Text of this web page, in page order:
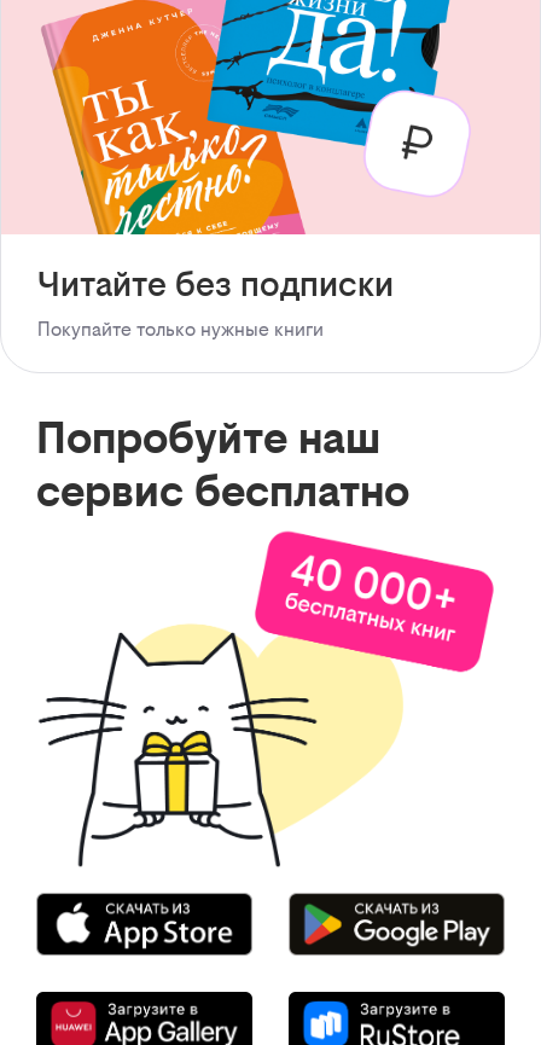
Читайте без подписки
Покупайте только нужные книги
Попробуйте наш
сервис бесплатно